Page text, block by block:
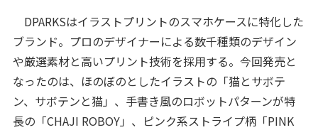
DPARKSはイラストプリントのスマホケースに特化した
ブランド。プロのデザイナーによる数千種類のデザイン
や厳選素材と高いプリント技術を採用する。今回発売と
なったのは、ほのぼのとしたイラストの「猫とサボテ
ン、サボテンと猫」、手書き風のロボットパターンが特
長の「CHAJI ROBOY」、ピンク系ストライプ柄「PINK